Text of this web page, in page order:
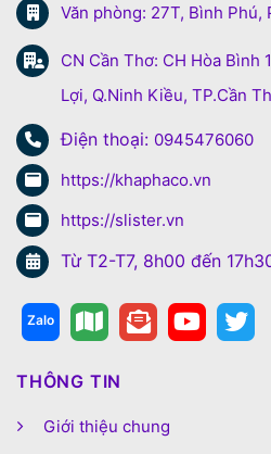
Văn phòng: 27T, Bình Phú,
CN Cần Thơ: CH Hòa Bình
Lợi, Q.Ninh Kiều, TP.Cần
Điện thoại: 0945476060
https://khaphaco.vn
https://slister.vn
Từ T2-T7, 8h00 đến
THÔNG TIN
Giới thiệu chung